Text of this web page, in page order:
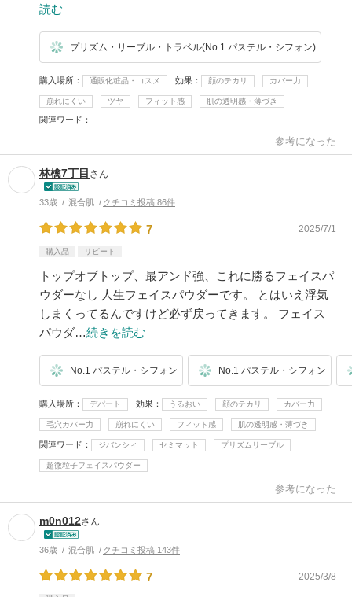
読む
プリズム・リーブル・トラベル(No.1 パステル・シフォン)
購入場所 通販化粧品・コスメ 効果 顔のテカリ カバー力
崩れにくい ツヤ フィット感 肌の透明感・薄づき
関連ワード -
参考になった
林檎7丁目 さん
33歳 混合肌 クチコミ投稿 86件
7 2025/7/1
購入品 リピート
トップオブトップ、最アンド強、これに勝るフェイスパ
ウダーなし 人生フェイスパウダーです。 とはいえ浮気
しまくってるんですけど必ず戻ってきます。 フェイス
パウダ…続きを読む
No.1 パステル・シフォン No.1 パステル・シフォン
購入場所 デパート 効果 うるおい 顔のテカリ カバー力
毛穴カバー力 崩れにくい フィット感 肌の透明感・薄づき
関連ワード ジバンシィ セミマット プリズムリーブル
超微粒子フェイスパウダー
参考になった
m0n012さん
36歳 混合肌 クチコミ投稿 143件
7 2025/3/8